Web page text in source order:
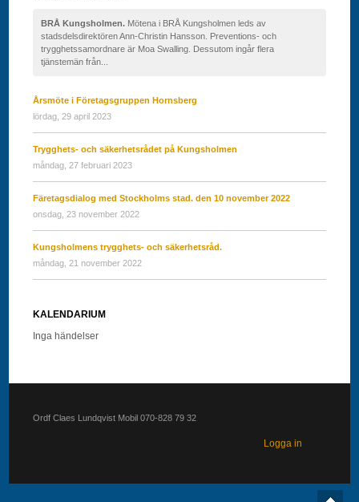
BRÅ Kungsholmen. Mötena i BRÅ Kungsholmen leds av
stadsdelsdirektören Ann-Christin Hansson. Preventions- och
trygghetssamordnare är Moa Swalling. Dessutom ingår flera
tjänstemän från...
Årsmöte i Företagsgruppen Hornsberg
lördag, 29 april 2023
Trygghets- och säkerhetsrådet på Kungsholmen
måndag, 27 februari 2023
Färetagsdialog med Stockholms stad. den 10 november 2022
onsdag, 23 november 2022
Kungsholmens trygghets- och säkerhetsråd.
måndag, 21 november 2022
KALENDARIUM
Inga händelser
Ordf Claes Lundqvist Mobil 070-828 79 32
Logga in